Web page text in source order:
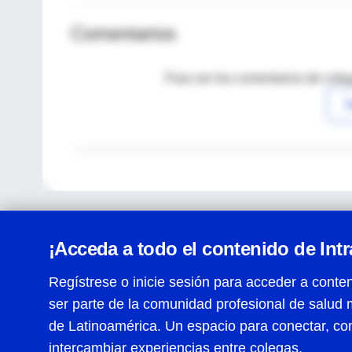
Comentarios
Para ver los comentarios de
¡Acceda a todo el contenido de
Regístrese o inicie sesión para acceder a
ser parte de la comunidad profesional de salud
de Latinoamérica. Un espacio para conectar,
intercambiar experiencias entre colegas.
Centro de Ayuda
Términos y condiciones| Políticas de privacidad